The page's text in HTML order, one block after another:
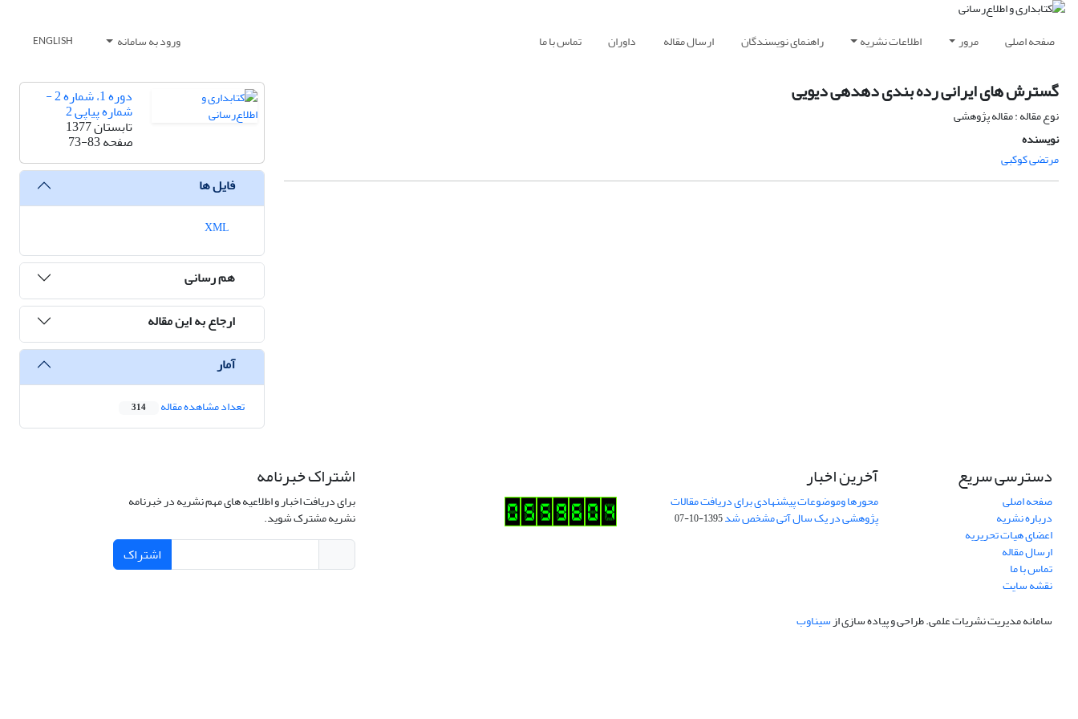
صفحه اصلی مرور اطلاعات نشریه راهنمای نویسندگان ارسال مقاله داوران تماس با ما ورود به سامانه ENGLISH
گسترش های ایرانی رده بندی دهدهی دیویی
نوع مقاله : مقاله پژوهشی
نویسنده
مرتضی کوکبی
دوره 1، شماره 2 -
شماره پیاپی 2
تابستان 1377
صفحه73-83
فایل ها
هم رسانی
ارجاع به این مقاله
آمار
تعداد مشاهده مقاله 314
دسترسی سریع
صفحه اصلی
درباره نشریه
اعضای هیات تحریریه
ارسال مقاله
تماس با ما
نقشه سایت
آخرین اخبار
محورها وموضوعات پیشنهادی برای دریافت مقالات
پژوهشی در یک سال آتی مشخص شد1395-10-07
اشتراک خبرنامه
برای دریافت اخبار و اطلاعیه های مهم نشریه در خبرنامه
نشریه مشترک شوید.
اشتراک
سامانه مدیریت نشریات علمی.طراحی و پیاده سازی ازسیناوب